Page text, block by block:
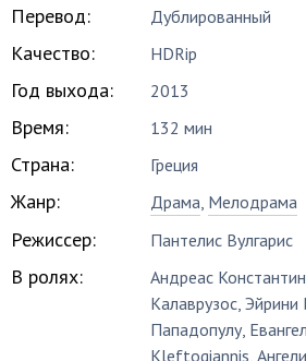
Перевод: Дублированный
Качество: HDRip
Год выхода: 2013
Время: 132 мин
Страна: Греция
Жанр: Драма, Мелодрама
Режиссер: Пантелис Вулгарис
В ролях: Андреас
Калаврузос,Эйрини
Пападопулу,
Kleftogiannis,